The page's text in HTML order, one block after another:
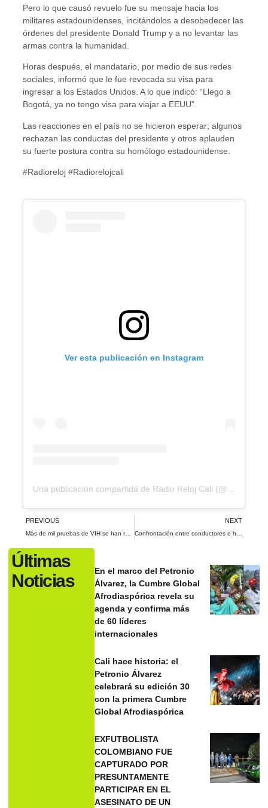
Pero lo que causó revuelo fue su mensaje hacia los
militares estadounidenses, incitándolos a desobedecer las
órdenes del presidente Donald Trump y a no levantar las
armas contra la humanidad.
Horas después, el mandatario, por medio de sus redes
sociales, informó que le fue revocada su visa para
ingresar a los Estados Unidos. A lo que indicó: “Llego a
Bogotá, ya no tengo visa para viajar a EEUU”.
Las reacciones en el país no se hicieron esperar; algunos
rechazan las conductas del presidente y otros aplauden
su fuerte postura contra su homólogo estadounidense.
#Radioreloj #Radiorelojcali
Ver esta publicación en Instagram
PREVIOUS
Más de mil pruebas de VIH se han realizado en Cali con la primera máquina de autotest que tiene la ciudad
NEXT
Últimas
Noticias
En el marco del Petronio
Álvarez, la Cumbre Global
Afrodiaspórica revela su
agenda y confirma más
de 60 líderes
internacionales
Cali hace historia: el
Petronio Álvarez
celebrará su edición 30
con la primera Cumbre
Global Afrodiaspórica
EXFUTBOLISTA
COLOMBIANO FUE
CAPTURADO POR
PRESUNTAMENTE
PARTICIPAR EN EL
ASESINATO DE UN